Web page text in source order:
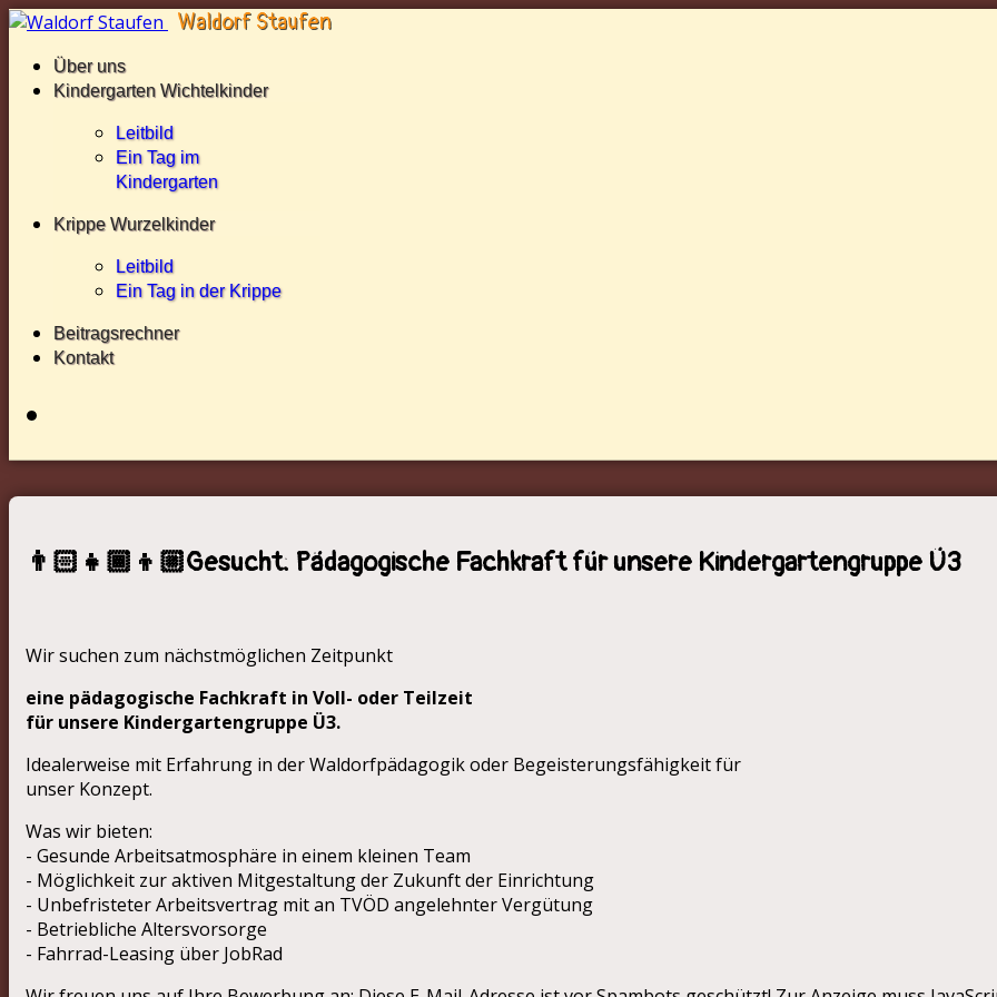
Über uns
Kindergarten Wichtelkinder
Leitbild
Ein Tag im
Kindergarten
Krippe Wurzelkinder
Leitbild
Ein Tag in der Krippe
Beitragsrechner
Kontakt
👨🏻‍👧🏾‍👦🏼Gesucht: Pädagogische Fachkraft für unsere Kindergartengruppe Ü3
Wir suchen zum nächstmöglichen Zeitpunkt
eine pädagogische Fachkraft in Voll- oder Teilzeit
für unsere Kindergartengruppe Ü3.
Idealerweise mit Erfahrung in der Waldorfpädagogik oder Begeisterungsfähigkeit für
unser Konzept.
Was wir bieten:
- Gesunde Arbeitsatmosphäre in einem kleinen Team
- Möglichkeit zur aktiven Mitgestaltung der Zukunft der Einrichtung
- Unbefristeter Arbeitsvertrag mit an TVÖD angelehnter Vergütung
- Betriebliche Altersvorsorge
- Fahrrad-Leasing über JobRad